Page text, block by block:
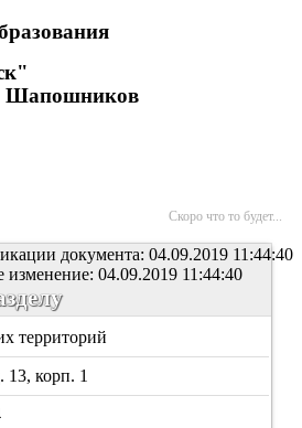
Шапошников
Скоро что то будет...
документа: 04.09.2019 11:44:40
изменение: 04.09.2019 11:44:40
территорий
корп. 1